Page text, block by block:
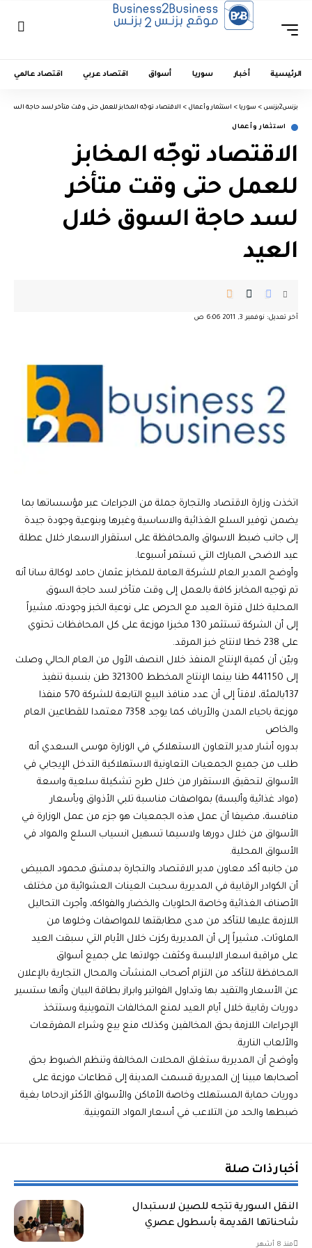
الرئيسية أخبار سوريا أسواق اقتصاد عربي اقتصاد عالمي
بزنس2بزنس > سوريا > استثمار وأعمال > الاقتصاد توجّه المخابز للعمل حتى وقت متأخر لسد حاجة السوق
استثمار وأعمال
الاقتصاد توجّه المخابز
للعمل حتى وقت متأخر
لسد حاجة السوق خلال
العيد
آخر تعديل: نوفمبر 3, 2011 6:06 ص
اتخذت وزارة الاقتصاد والتجارة جملة من الاجراءات عبر مؤسساتها بما
يضمن توفير السلع الغذائية والاساسية وغيرها وبنوعية وجودة جيدة
إلى جانب ضبط الاسواق والمحافظة على استقرار الاسعار خلال عطلة
عيد الاضحى المبارك التي تستمر أسبوعا.
وأوضح المدير العام للشركة العامة للمخابز عثمان حامد لوكالة سانا أنه
تم توجيه المخابز كافة بالعمل إلى وقت متأخر لسد حاجة السوق
المحلية خلال فترة العيد مع الحرص على نوعية الخبز وجودته، مشيراً
إلى أن الشركة تستثمر 130 مخبزا موزعة على كل المحافظات تحتوي
على 238 خطا لانتاج خبز المرقد.
وبيّن أن كمية الإنتاج المنفذ خلال النصف الأول من العام الحالي وصلت
إلى 441150 طنا بينما الإنتاج المخطط 321300 طن بنسبة تنفيذ
137بالمئة، لافتاً إلى أن عدد منافذ البيع التابعة للشركة 570 منفذا
موزعة باحياء المدن والأرياف كما يوجد 7358 معتمدا للقطاعين العام
والخاص
بدوره أشار مدير التعاون الاستهلاكي في الوزارة موسى السعدي أنه
طلب من جميع الجمعيات التعاونية الاستهلاكية التدخل الإيجابي في
الأسواق لتحقيق الاستقرار من خلال طرح تشكيلة سلعية واسعة
(مواد غذائية وألبسة) بمواصفات مناسبة تلبي الأذواق وبأسعار
منافسة، مضيفا أن عمل هذه الجمعيات هو جزء من عمل الوزارة في
الأسواق من خلال دورها ولاسيما تسهيل انسياب السلع والمواد في
الأسواق المحلية.
من جانبه أكد معاون مدير الاقتصاد والتجارة بدمشق محمود المبيض
أن الكوادر الرقابية في المديرية سحبت العينات العشوائية من مختلف
الأصناف الغذائية وخاصة الحلويات والخضار والفواكه، وأجرت التحاليل
اللازمة عليها للتأكد من مدى مطابقتها للمواصفات وخلوها من
الملوثات، مشيراً إلى أن المديرية ركزت خلال الأيام التي سبقت العيد
على مراقبة اسعار الالبسة وكثفت جولاتها على جميع أسواق
المحافظة للتأكد من التزام أصحاب المنشآت والمحال التجارية بالإعلان
عن الأسعار والتقيد بها وتداول الفواتير وابراز بطاقة البيان وأنها ستسير
دوريات رقابية خلال أيام العيد لمنع المخالفات التموينية وستتخذ
الإجراءات اللازمة بحق المخالفين وكذلك منع بيع وشراء المفرقعات
والألعاب النارية.
وأوضح أن المديرية ستغلق المحلات المخالفة وتنظم الضبوط بحق
أصحابها مبينا إن المديرية قسمت المدينة إلى قطاعات موزعة على
دوريات حماية المستهلك وخاصة الأماكن والأسواق الأكثر ازدحاما بغية
ضبطها والحد من التلاعب في أسعار المواد التموينية.
أخبار ذات صلة
النقل السورية تتجه للصين لاستبدال
شاحناتها القديمة بأسطول عصري
منذ 8 أشهر